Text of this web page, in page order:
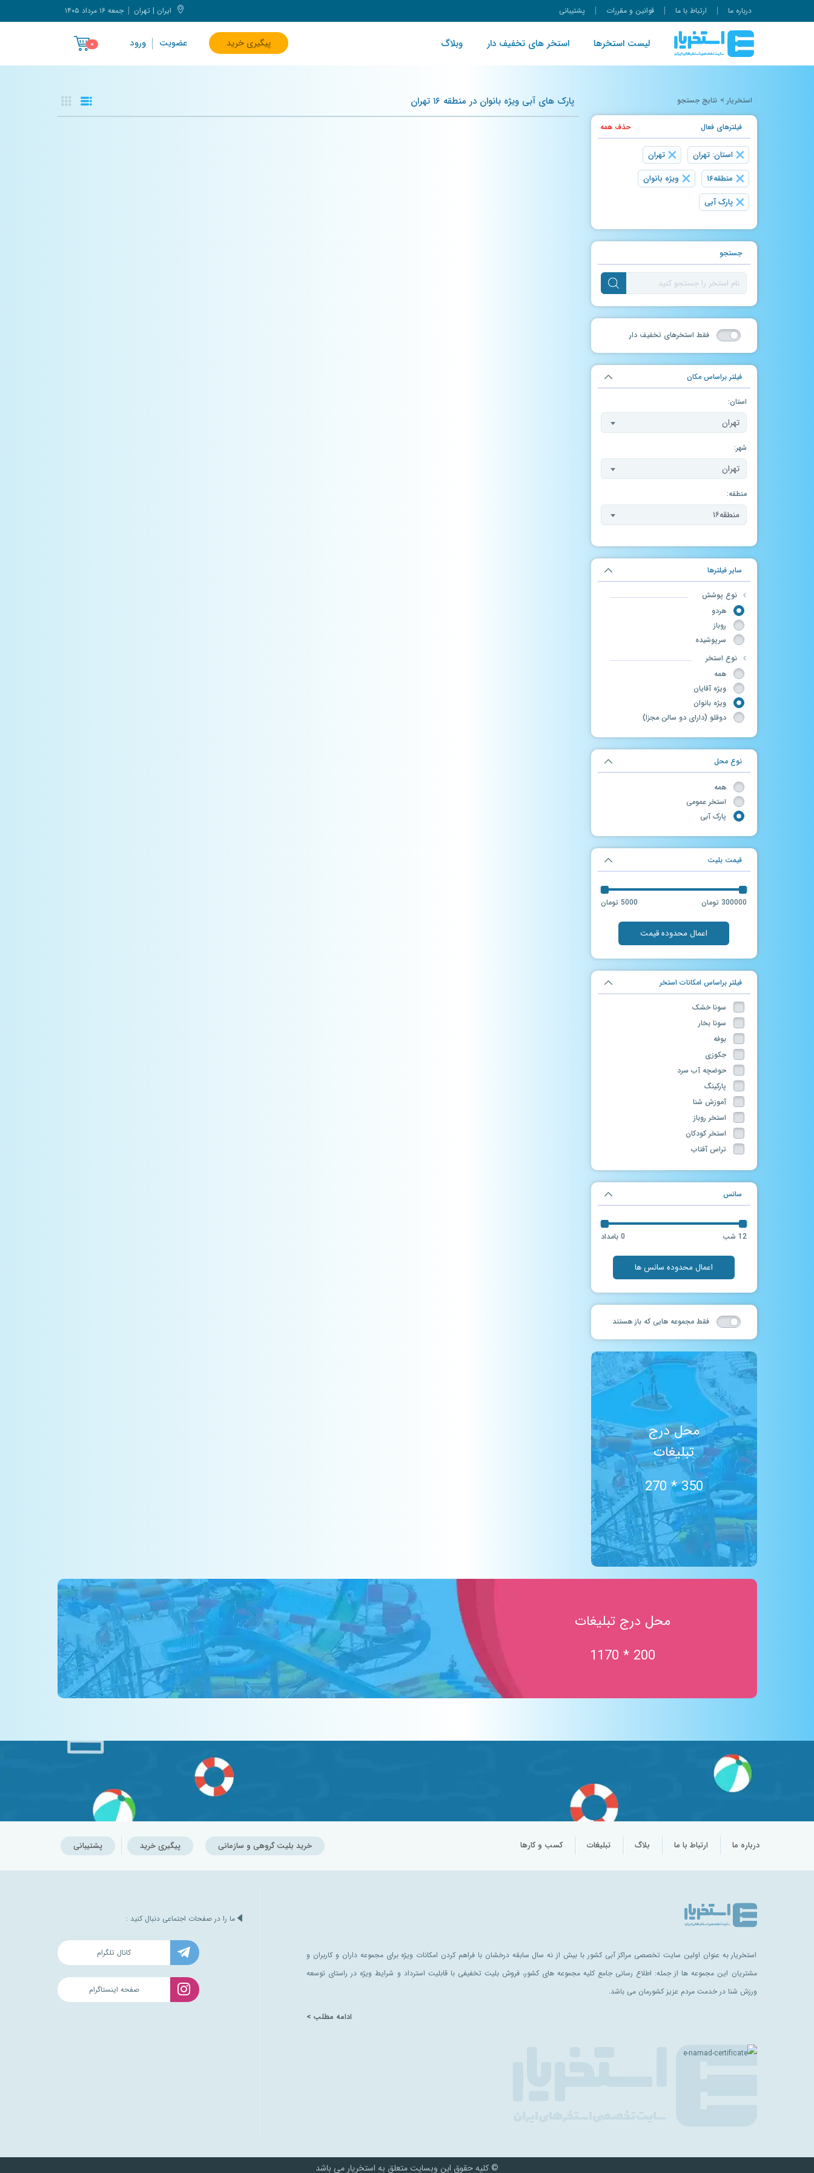
درباره ما ارتباط با ما قوانین و مقررات پشتیبانی ایران | تهران جمعه ۱۶ مرداد ۱۴۰۵
لیست استخرها استخر های تخفیف دار وبلاگ پیگیری خرید عضویت ورود ۰
استخریار > نتایج جستجو
فیلتر‌های فعال حذف همه
× استان: تهران ×تهران
× منطقه۱۶ × ویژه بانوان
×پارک آبی
جستجو
فقط استخر‌های تخفیف دار
فیلتر براساس مکان
استان:
تهران
شهر:
تهران
منطقه:
منطقه۱۶
سایر فیلترها
نوع پوشش
هردو
روباز
سرپوشیده
نوع استخر
همه
ویژه آقایان
ویژه بانوان
دوقلو (دارای دو سالن مجزا)
نوع محل
همه
استخر عمومی
پارک آبی
قیمت بلیت
5000 تومان 300000 تومان
اعمال محدوده قیمت
فیلتر براساس امکانات استخر
سونا خشک
سونا بخار
بوفه
جکوزی
حوضچه آب سرد
پارکینگ
آموزش شنا
استخر روباز
استخر کودکان
تراس آفتاب
حمام سنتی
ماساژ
فروشگاه لوازم شنا
جکوزی روباز
آرایشگاه
سرسره آبی
سانس آزاد
چاله فضایی
حرکات موزون در آب
فوتبال دستی
سانس آزاد آقایان
استخر آب درمانی
TRX
شن درمانی
رودخانه مواج
سالن پینگ پنگ
پیلاتس
ایروبیک
سالن بیلیارد
کافی شاپ
حمام ترکی
ساحل شنی
آبشار
ایروبیک تای بو (لاغری)
جکوزی نمک
سانس
0 بامداد 12 شب
اعمال محدوده سانس ها
فقط مجموعه هایی که باز هستند
محل درج
تبلیغات
350 * 270
پارک های آبی ویژه بانوان در منطقه ۱۶ تهران
محل درج تبلیغات
200 * 1170
درباره ما ارتباط با ما بلاگ تبلیغات کسب و کارها خرید بلیت گروهی و سازمانی پیگیری خرید پشتیبانی
استخریار به عنوان اولین سایت تخصصی مراکز آبی کشور با بیش از نه سال سابقه درخشان با فراهم کردن امکانات ویژه برای مجموعه داران و کاربران و
مشتریان این مجموعه ها از جمله: اطلاع رسانی جامع کلیه مجموعه های کشور، فروش بلیت تخفیفی با قابلیت استرداد و شرایط ویژه در راستای توسعه
ورزش شنا در خدمت مردم عزیز کشورمان می باشد.
ادامه مطلب >
ما را در صفحات اجتماعی دنبال کنید :
کانال تلگرام
صفحه اینستاگرام
© کلیه حقوق این وبسایت متعلق به استخریار می باشد